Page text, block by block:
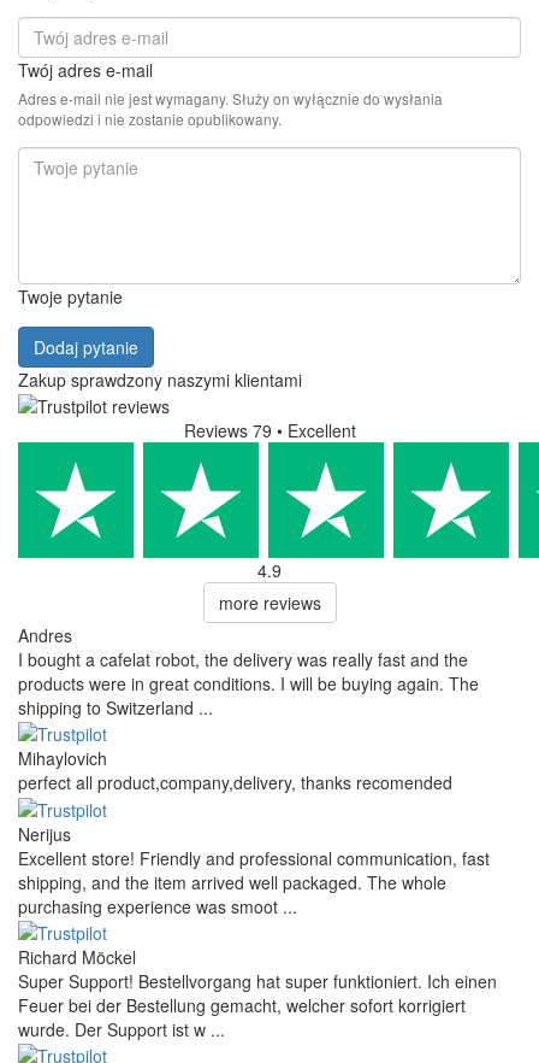
Twój adres e-mail
Adres e-mail nie jest wymagany. Służy on wyłącznie do wysłania
odpowiedzi i nie zostanie opublikowany.
Twoje pytanie
Dodaj pytanie
Zakup sprawdzony naszymi klientami
Reviews 79 • Excellent
4.9
more reviews
Andres
I bought a cafelat robot, the delivery was really fast and the
products were in great conditions. I will be buying again. The
shipping to Switzerland ...
Mihaylovich
perfect all product,company,delivery, thanks recomended
Nerijus
Excellent store! Friendly and professional communication, fast
shipping, and the item arrived well packaged. The whole
purchasing experience was smoot ...
Richard Möckel
Super Support! Bestellvorgang hat super funktioniert. Ich einen
Feuer bei der Bestellung gemacht, welcher sofort korrigiert
wurde. Der Support ist w ...